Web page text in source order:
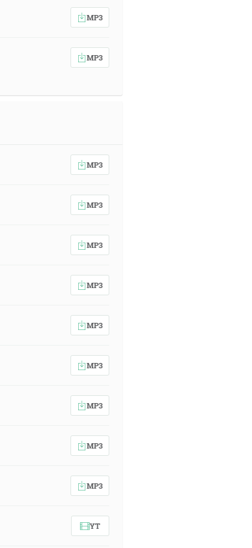
MP3
MP3
MP3
MP3
MP3
MP3
MP3
MP3
MP3
MP3
MP3
YT